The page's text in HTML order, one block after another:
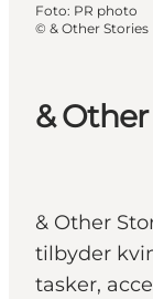
&
& Other
tilbyder
tasker,
Foto: PR photo
© & Other Stories